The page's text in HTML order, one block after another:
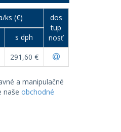
ks (€)
dos
tup
nosť
s dph
291,60 €
a manipulačné
naše obchodné